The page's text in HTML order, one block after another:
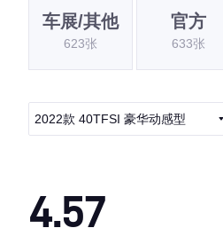
车展/其他
623张
官方
633张
2022款 40TFSI 豪华动感型
4.57